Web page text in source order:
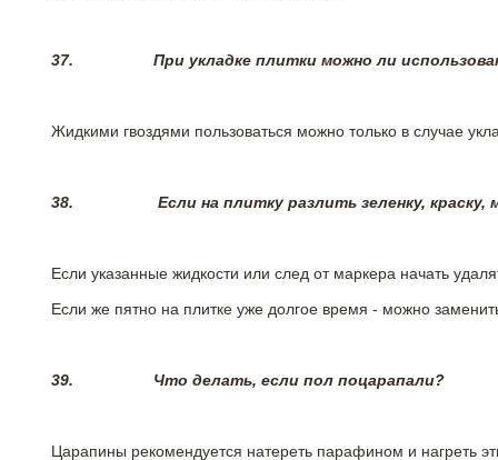
37. При укладке плитки можно ли
Жидкими гвоздями пользоваться можно только в случае
38. Если на плитку разлить зеленку,
Если указанные жидкости или след от маркера начать
Если же пятно на плитке уже долгое время - можно
39. Что делать, если пол поцарапали?
Царапины рекомендуется натереть парафином и нагреть